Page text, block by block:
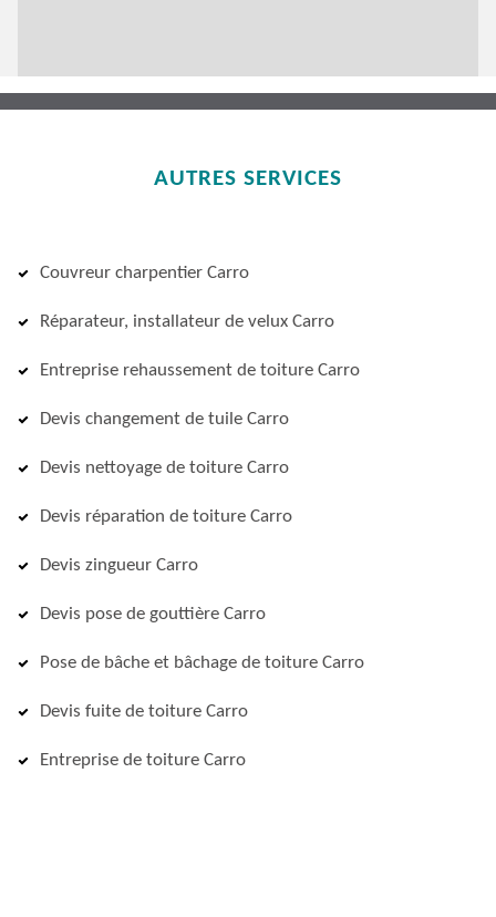
AUTRES SERVICES
Couvreur charpentier Carro
Réparateur, installateur de velux Carro
Entreprise rehaussement de toiture Carro
Devis changement de tuile Carro
Devis nettoyage de toiture Carro
Devis réparation de toiture Carro
Devis zingueur Carro
Devis pose de gouttière Carro
Pose de bâche et bâchage de toiture Carro
Devis fuite de toiture Carro
Entreprise de toiture Carro